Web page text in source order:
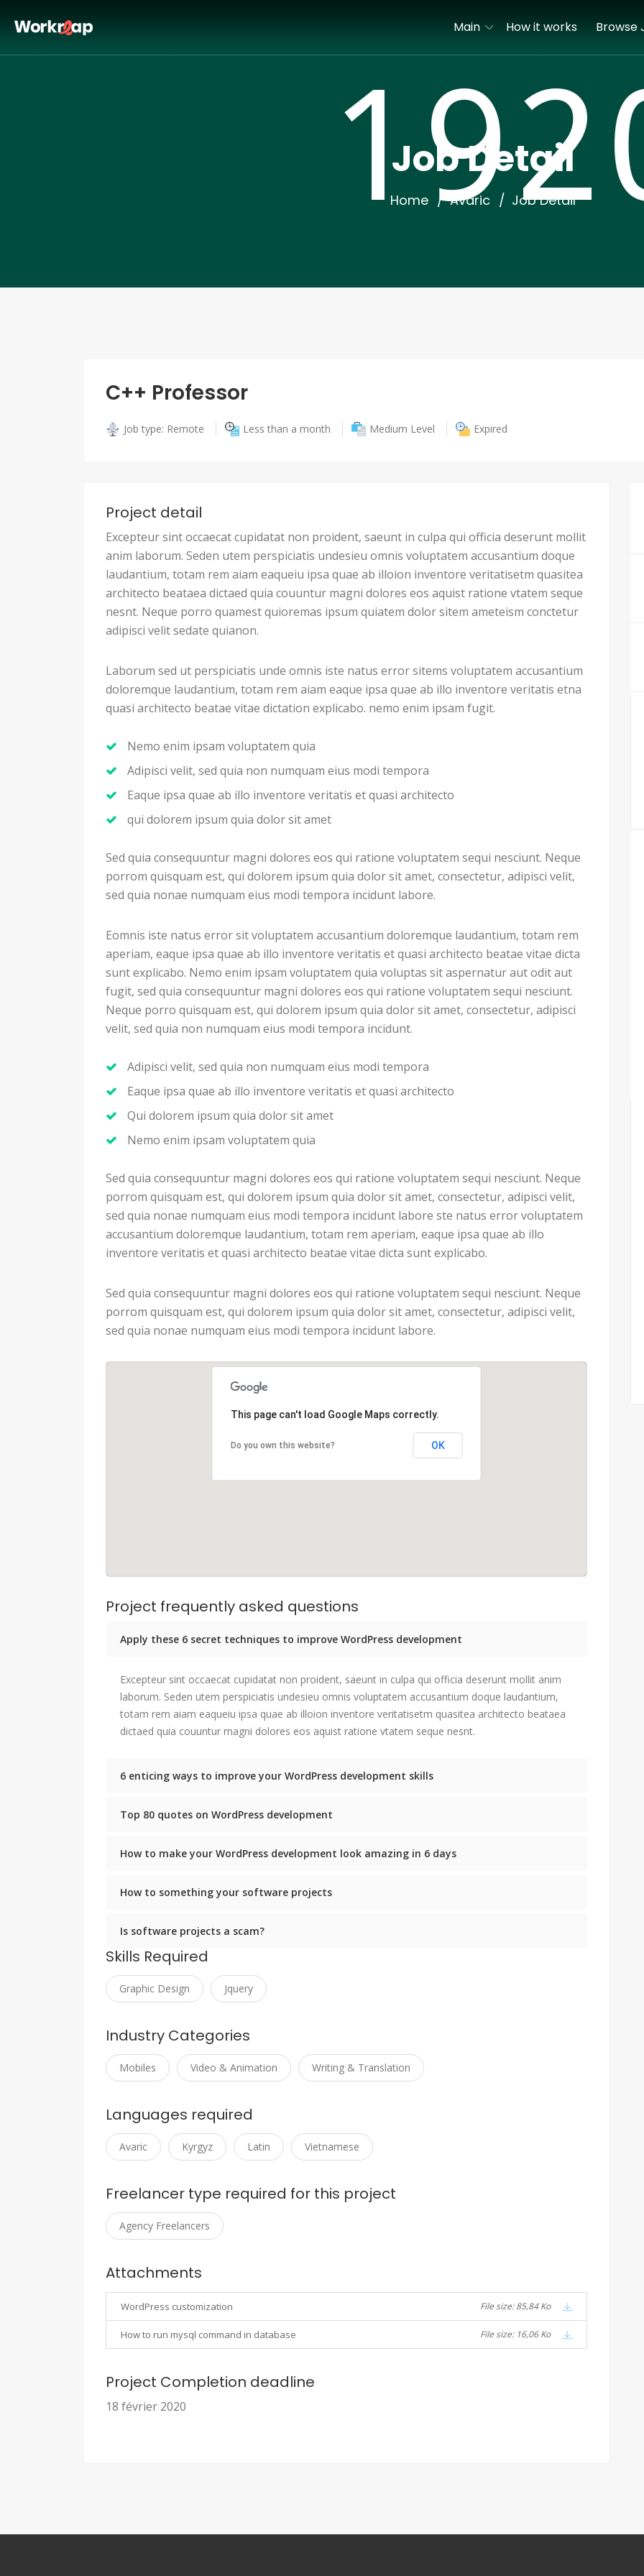
Main How it works Browse
Job Detail
Home Avaric Job Detail
C++ Professor
Job type: Remote Less than a month Medium Level Expired
Project detail
Excepteur sint occaecat cupidatat non proident, saeunt in culpa qui officia deserunt mollit
anim laborum. Seden utem perspiciatis undesieu omnis voluptatem accusantium doque
laudantium, totam rem aiam eaqueiu ipsa quae ab illoion inventore veritatisetm quasitea
architecto beataea dictaed quia couuntur magni dolores eos aquist ratione vtatem seque
nesnt. Neque porro quamest quioremas ipsum quiatem dolor sitem ameteism conctetur
adipisci velit sedate quianon.
Laborum sed ut perspiciatis unde omnis iste natus error sitems voluptatem accusantium
doloremque laudantium, totam rem aiam eaque ipsa quae ab illo inventore veritatis etna
quasi architecto beatae vitae dictation explicabo. nemo enim ipsam fugit.
Nemo enim ipsam voluptatem quia
Adipisci velit, sed quia non numquam eius modi tempora
Eaque ipsa quae ab illo inventore veritatis et quasi architecto
qui dolorem ipsum quia dolor sit amet
Sed quia consequuntur magni dolores eos qui ratione voluptatem sequi nesciunt. Neque
porrom quisquam est, qui dolorem ipsum quia dolor sit amet, consectetur, adipisci velit,
sed quia nonae numquam eius modi tempora incidunt labore.
Eomnis iste natus error sit voluptatem accusantium doloremque laudantium, totam rem
aperiam, eaque ipsa quae ab illo inventore veritatis et quasi architecto beatae vitae dicta
sunt explicabo. Nemo enim ipsam voluptatem quia voluptas sit aspernatur aut odit aut
fugit, sed quia consequuntur magni dolores eos qui ratione voluptatem sequi nesciunt.
Neque porro quisquam est, qui dolorem ipsum quia dolor sit amet, consectetur, adipisci
velit, sed quia non numquam eius modi tempora incidunt.
Adipisci velit, sed quia non numquam eius modi tempora
Eaque ipsa quae ab illo inventore veritatis et quasi architecto
Qui dolorem ipsum quia dolor sit amet
Nemo enim ipsam voluptatem quia
Sed quia consequuntur magni dolores eos qui ratione voluptatem sequi nesciunt. Neque
porrom quisquam est, qui dolorem ipsum quia dolor sit amet, consectetur, adipisci velit,
sed quia nonae numquam eius modi tempora incidunt labore ste natus error voluptatem
accusantium doloremque laudantium, totam rem aperiam, eaque ipsa quae ab illo
inventore veritatis et quasi architecto beatae vitae dicta sunt explicabo.
Sed quia consequuntur magni dolores eos qui ratione voluptatem sequi nesciunt. Neque
porrom quisquam est, qui dolorem ipsum quia dolor sit amet, consectetur, adipisci velit,
sed quia nonae numquam eius modi tempora incidunt labore.
This page can't load Google Maps correctly.
Do you own this website? OK
Project frequently asked questions
Apply these 6 secret techniques to improve WordPress development
Excepteur sint occaecat cupidatat non proident, saeunt in culpa qui officia deserunt mollit anim
laborum. Seden utem perspiciatis undesieu omnis voluptatem accusantium doque laudantium,
totam rem aiam eaqueiu ipsa quae ab illoion inventore veritatisetm quasitea architecto beataea
dictaed quia couuntur magni dolores eos aquist ratione vtatem seque nesnt.
6 enticing ways to improve your WordPress development skills
Top 80 quotes on WordPress development
How to make your WordPress development look amazing in 6 days
How to something your software projects
Is software projects a scam?
Skills Required
Graphic Design Jquery
Industry Categories
Mobiles Video & Animation Writing & Translation
Languages required
Avaric Kyrgyz Latin Vietnamese
Freelancer type required for this project
Agency Freelancers
Attachments
WordPress customization File size: 85,84 Ko
How to run mysql command in database File size: 16,06 Ko
Project Completion deadline
18 février 2020